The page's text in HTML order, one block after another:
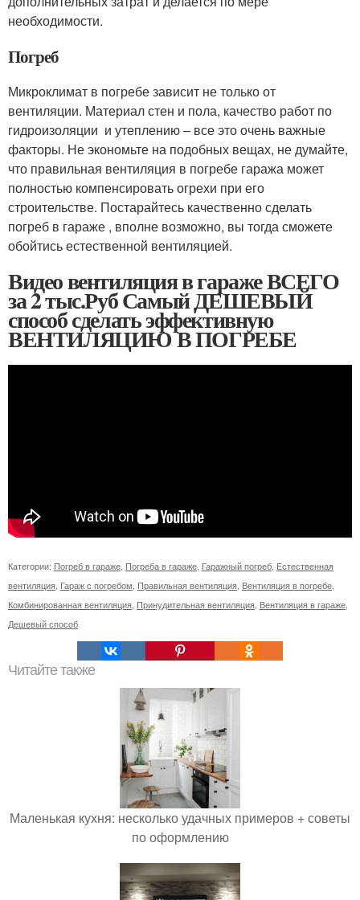
необходимости.
Погреб
Микроклимат в погребе зависит не только от
вентиляции. Материал стен и пола, качество работ по
гидроизоляции и утеплению – все это очень важные
факторы. Не экономьте на подобных вещах, не думайте,
что правильная вентиляция в погребе гаража может
полностью компенсировать огрехи при его
строительстве. Постарайтесь качественно сделать
погреб в гараже , вполне возможно, вы тогда сможете
обойтись естественной вентиляцией.
Видео вентиляция в гараже ВСЕГО
за 2 тыс.Руб Самый ДЕШЕВЫЙ
способ сделать эффективную
ВЕНТИЛЯЦИЮ В ПОГРЕБЕ
Категории: Погреб в гараже Погреба в гараже Гаражный погреб Естественная
вентиляция Гараж с погребом Правильная вентиляция Вентиляция в погребе
Комбинированная вентиляция Принудительная вентиляция Вентиляция в гараже
Дешевый способ
Читайте также
Маленькая кухня: несколько удачных примеров + советы
по оформлению